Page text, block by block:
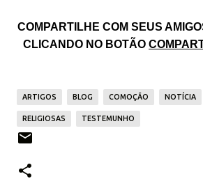
COMPARTILHE COM SEUS
CLICANDO NO BOTÃO
ARTIGOS BLOG COMOÇÃO NOTÍCIA
RELIGIOSAS TESTEMUNHO